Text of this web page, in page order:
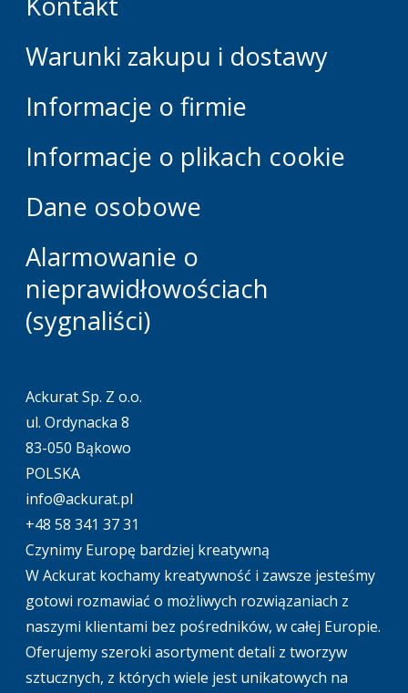
Warunki zakupu i dostawy
Informacje o firmie
Informacje o plikach cookie
Dane osobowe
Alarmowanie o
nieprawidłowościach
(sygnaliści)
Ackurat Sp. Z o.o.
ul. Ordynacka 8
83-050 Bąkowo
POLSKA
info@ackurat.pl
+48 58 341 37 31
Czynimy Europę bardziej kreatywną
W Ackurat kochamy kreatywność i zawsze jesteśmy
gotowi rozmawiać o możliwych rozwiązaniach z
naszymi klientami bez pośredników, w całej Europie.
Oferujemy szeroki asortyment detali z tworzyw
sztucznych, z których wiele jest unikatowych na